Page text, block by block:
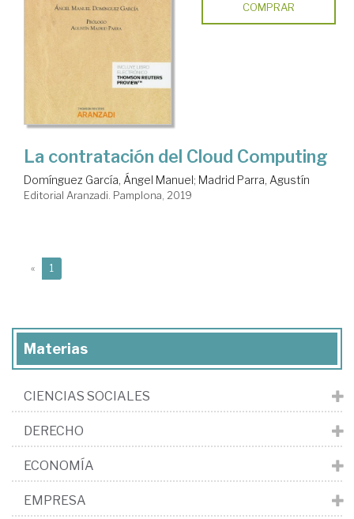
COMPRAR
La contratación del Cloud Computing
Domínguez García, Ángel Manuel; Madrid Parra, Agustín
Editorial Aranzadi. Pamplona, 2019
« 1
Materias
CIENCIAS SOCIALES
DERECHO
ECONOMÍA
EMPRESA